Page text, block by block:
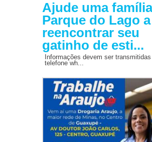
Ajude uma
Parque do Lago a
reencontrar seu
gatinho de esti...
Informações devem ser
telefone wh...